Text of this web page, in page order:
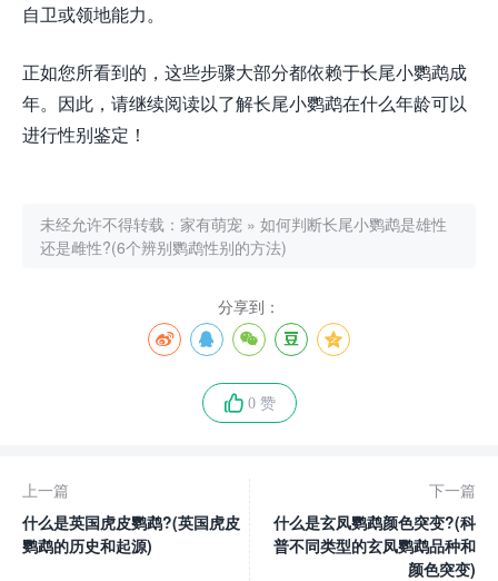
自卫或领地能力。
正如您所看到的，这些步骤大部分都依赖于长尾小鹦鹉成
年。因此，请继续阅读以了解长尾小鹦鹉在什么年龄可以
进行性别鉴定！
未经允许不得转载： 家有萌宠 » 如何判断长尾小鹦鹉是雄性
还是雌性?(6个辨别鹦鹉性别的方法)
分享到：
0 赞
上一篇
什么是英国虎皮鹦鹉?(英国虎皮
鹦鹉的历史和起源)
下一篇
什么是玄凤鹦鹉颜色突变?(科
普不同类型的玄凤鹦鹉品种和
颜色突变)